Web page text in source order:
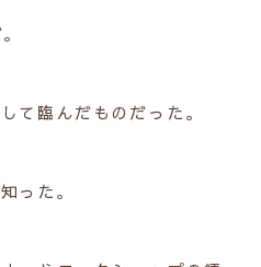
て臨んだものだった。
った。